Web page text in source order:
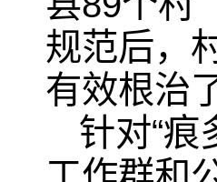
规范后，
有效根治
针对“